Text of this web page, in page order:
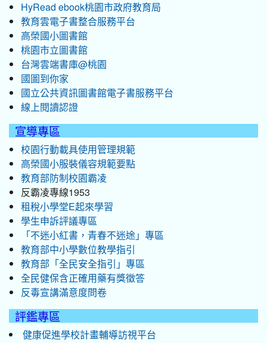
HyRead ebook桃園市政府教育局
教育雲電子書整合服務平台
高榮國小圖書館
桃園市立圖書館
台灣雲端書庫@桃園
國圖到你家
國立公共資訊圖書館電子書服務平台
線上閱讀認證
宣導專區
校園行動載具使用管理規範
高榮國小服裝儀容規範要點
教育部防制校園霸凌
反霸凌專線1953
租稅小學堂E起來學習
學生申訴評議專區
「不迷小紅書，青春不迷途」專區
教育部中小學數位教學指引
教育部「全民安全指引」專區
全民健保含正確用藥有獎徵答
反毒宣講滿意度問卷
評鑑專區
健康促進學校計畫輔導訪視平台